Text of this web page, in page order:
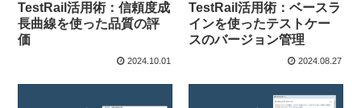
TestRail活用術：信頼度成
長曲線を使った品質の評
価
2024.10.01
TestRail活用術：ベースラ
インを使ったテストケー
スのバージョン管理
2024.08.27